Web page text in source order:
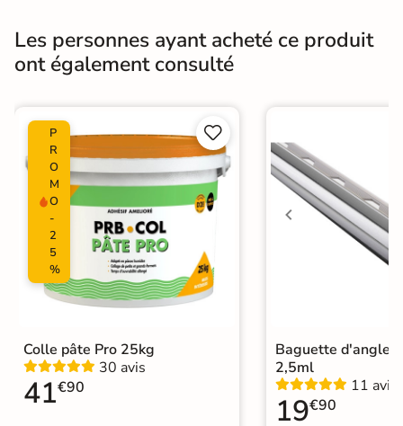
Motif unique
Bords Non-rectifié
Finition Mate
Surface
Résistant au Gel Oui
Variation de la
couleur
V1
Pièce humides Oui
Chauffant
Conditionnement
Les personnes ayant acheté ce produit
ont également consulté
P
R
O
M
O
-
2
5
%


Colle pâte Pro 25kg
30 avis
41€90
Baguette d'angle
2,5ml
11 avis
19€90